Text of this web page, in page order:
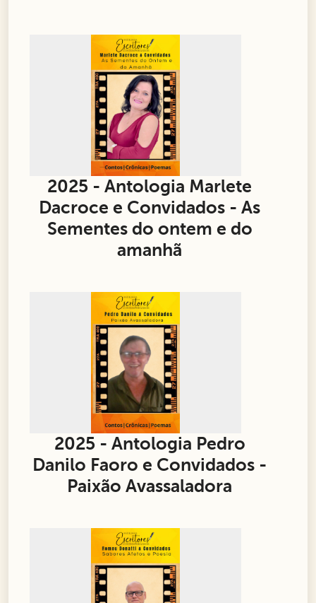
2025 - Antologia Marlete
Dacroce e Convidados - As
Sementes do ontem e do
amanhã
2025 - Antologia Pedro
Danilo Faoro e Convidados -
Paixão Avassaladora